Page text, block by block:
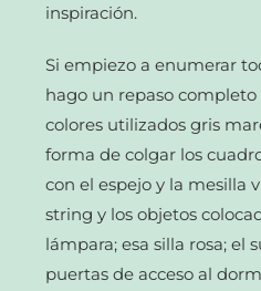
inspiración.
Si empiezo a enumerar
hago un repaso
colores utilizados gris
forma de colgar los
con el espejo y la mesilla
string y los objetos
lámpara; esa silla rosa; el
puertas de acceso al